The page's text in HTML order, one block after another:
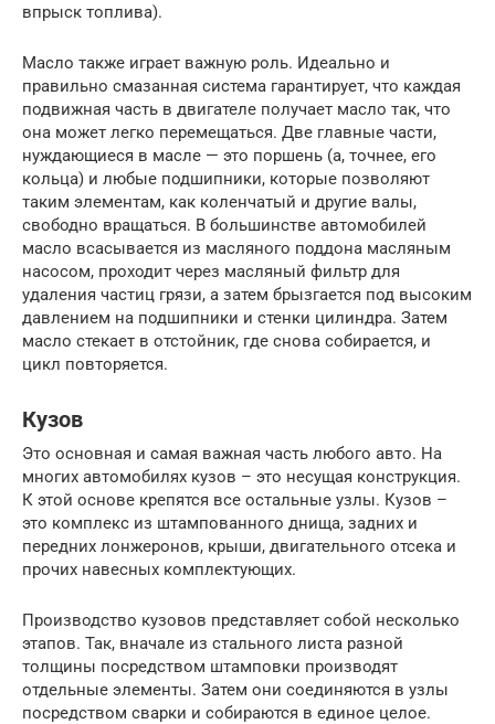
впрыск топлива).
Масло также играет важную роль. Идеально и
правильно смазанная система гарантирует, что каждая
подвижная часть в двигателе получает масло так, что
она может легко перемещаться. Две главные части,
нуждающиеся в масле — это поршень (а, точнее, его
кольца) и любые подшипники, которые позволяют
таким элементам, как коленчатый и другие валы,
свободно вращаться. В большинстве автомобилей
масло всасывается из масляного поддона масляным
насосом, проходит через масляный фильтр для
удаления частиц грязи, а затем брызгается под высоким
давлением на подшипники и стенки цилиндра. Затем
масло стекает в отстойник, где снова собирается, и
цикл повторяется.
Кузов
Это основная и самая важная часть любого авто. На
многих автомобилях кузов – это несущая конструкция.
К этой основе крепятся все остальные узлы. Кузов –
это комплекс из штампованного днища, задних и
передних лонжеронов, крыши, двигательного отсека и
прочих навесных комплектующих.
Производство кузовов представляет собой несколько
этапов. Так, вначале из стального листа разной
толщины посредством штамповки производят
отдельные элементы. Затем они соединяются в узлы
посредством сварки и собираются в единое целое.